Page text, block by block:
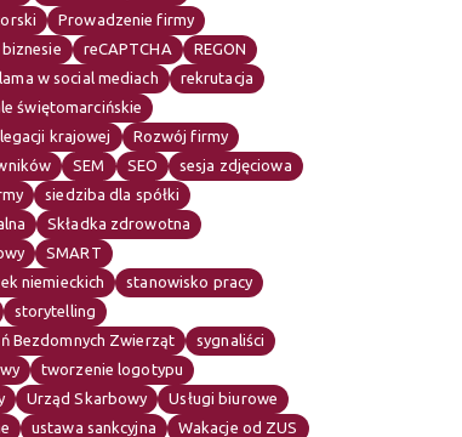
Prowadzenie firmy
reCAPTCHA
REGON
w social mediach
rekrutacja
świętomarcińskie
krajowej
Rozwój firmy
SEM SEO
sesja zdjęciowa
siedziba dla spółki
Składka zdrowotna
SMART
niemieckich
stanowisko pracy
storytelling
Bezdomnych Zwierząt
sygnaliści
tworzenie logotypu
Urząd Skarbowy
Usługi biurowe
ustawa sankcyjna
Wakacje od ZUS